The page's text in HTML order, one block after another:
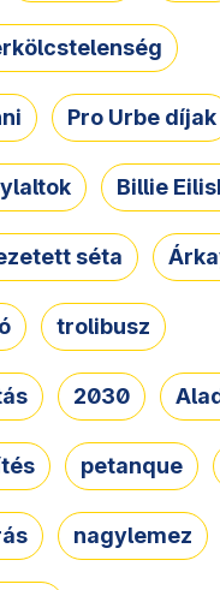
Pro Urbe díjak
Billie
séta
trolibusz
2030
petanque
nagylemez